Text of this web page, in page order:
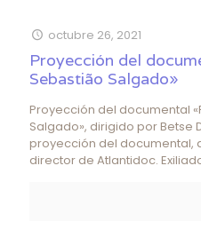
octubre 26, 2021
Proyección del
Sebastião Salgado»
Proyección del documental
Salgado», dirigido por Betse
proyección del documental,
director de Atlantidoc.